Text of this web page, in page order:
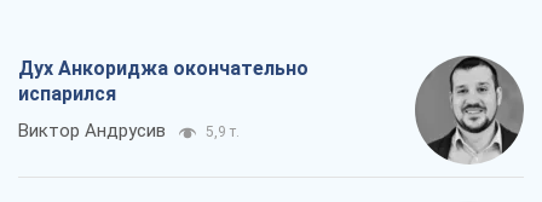
Дух Анкориджа окончательно
испарился
Виктор Андрусив 5,9 т.